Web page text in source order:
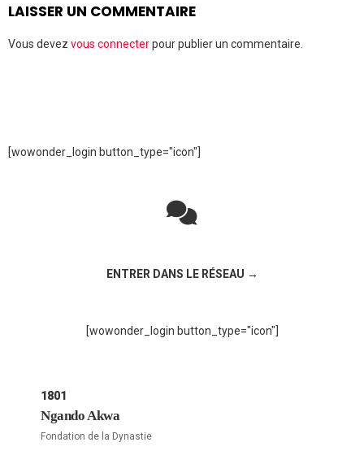
LAISSER UN COMMENTAIRE
Vous devez vous connecterpour publier un commentaire.
[wowonder_login button_type="icon"]
ENTRER DANS LE RÉSEAU →
[wowonder_login button_type="icon"]
1801
Ngando Akwa
Fondation de la Dynastie